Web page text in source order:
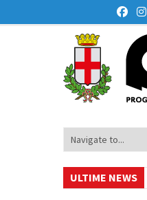
ULTIME NEWS
Your small steps
•